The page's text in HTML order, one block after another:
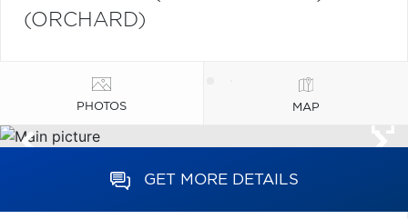
(ORCHARD)
PHOTOS MAP
GET MORE DETAILS